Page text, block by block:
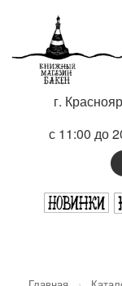
г.
с 11:00 до